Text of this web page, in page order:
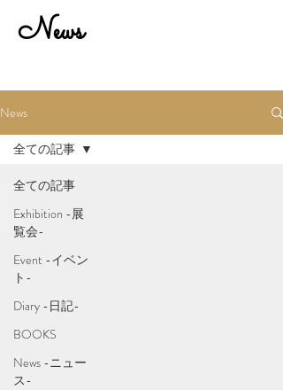
News
News
全ての記事
Exhibition -展
覧会-
Event -イベン
ト-
Diary -日記-
BOOKS
News -ニュー
ス-
全ての記事